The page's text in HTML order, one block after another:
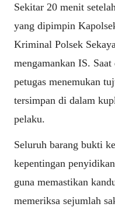
Sekitar 20 menit
yang dipimpin
Kriminal Polsek
mengamankan IS.
petugas menemukan
tersimpan di dalam
pelaku.
Seluruh barang bukti
kepentingan
guna memastikan
memeriksa sejumlah